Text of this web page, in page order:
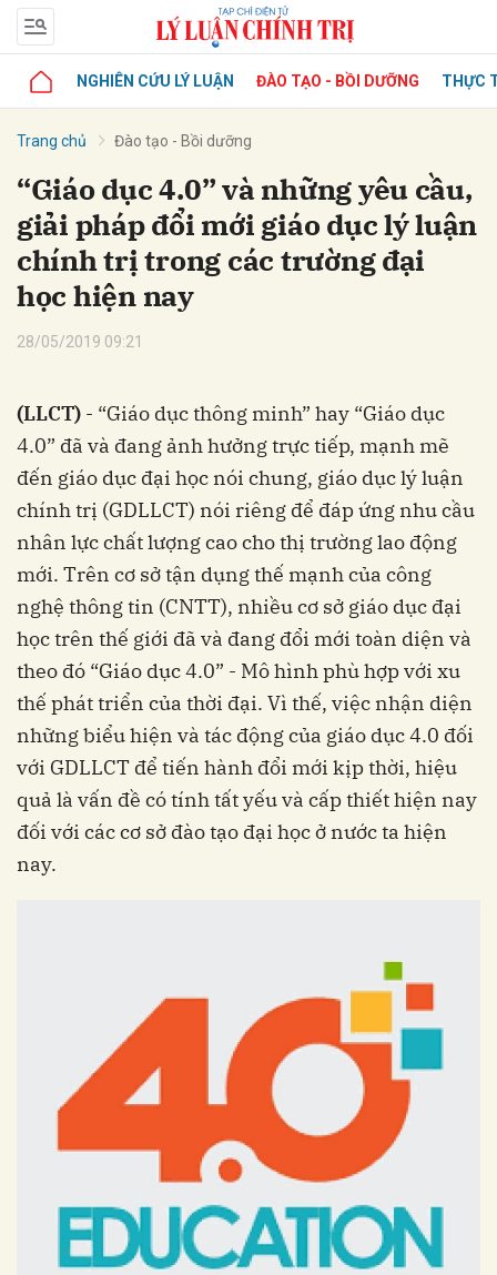
NGHIÊN CỨU LÝ LUẬN ĐÀO TẠO - BỒI DƯỠNG THỰC
Trang chủ Đào tạo - Bồi dưỡng
“Giáo dục 4.0” và những yêu cầu,
giải pháp đổi mới giáo dục lý luận
chính trị trong các trường đại
học hiện nay
28/05/2019 09:21
(LLCT) - “Giáo dục thông minh” hay “Giáo dục
4.0” đã và đang ảnh hưởng trực tiếp, mạnh mẽ
đến giáo dục đại học nói chung, giáo dục lý luận
chính trị (GDLLCT) nói riêng để đáp ứng nhu cầu
nhân lực chất lượng cao cho thị trường lao động
mới. Trên cơ sở tận dụng thế mạnh của công
nghệ thông tin (CNTT), nhiều cơ sở giáo dục đại
học trên thế giới đã và đang đổi mới toàn diện và
theo đó “Giáo dục 4.0” - Mô hình phù hợp với xu
thế phát triển của thời đại. Vì thế, việc nhận diện
những biểu hiện và tác động của giáo dục 4.0 đối
với GDLLCT để tiến hành đổi mới kịp thời, hiệu
quả là vấn đề có tính tất yếu và cấp thiết hiện nay
đối với các cơ sở đào tạo đại học ở nước ta hiện
nay.